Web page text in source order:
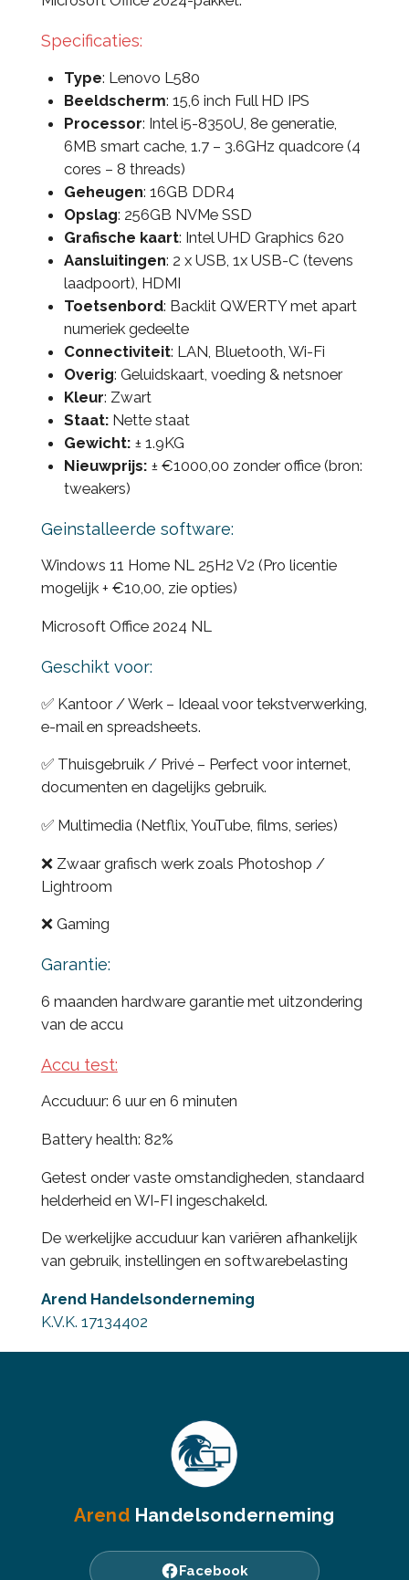
Specificaties:
Type: Lenovo L580
Beeldscherm: 15,6 inch Full HD IPS
Processor: Intel i5-8350U, 8e generatie,
6MB smart cache, 1.7 – 3.6GHz quadcore (4
cores – 8 threads)
Geheugen: 16GB DDR4
Opslag: 256GB NVMe SSD
Grafische kaart: Intel UHD Graphics 620
Aansluitingen: 2 x USB, 1x USB-C (tevens
laadpoort), HDMI
Toetsenbord: Backlit QWERTY met apart
numeriek gedeelte
Connectiviteit: LAN, Bluetooth, Wi-Fi
Overig: Geluidskaart, voeding & netsnoer
Kleur: Zwart
Staat:Nette staat
Gewicht: ± 1.9KG
Nieuwprijs: ± €1000,00 zonder office (bron:
tweakers)
Geinstalleerde software:
Windows 11 Home NL 25H2 V2 (Pro licentie
mogelijk + €10,00, zie opties)
Microsoft Office 2024 NL
Geschikt voor:
✅ Kantoor / Werk – Ideaal voor tekstverwerking,
e-mail en spreadsheets.
✅ Thuisgebruik / Privé – Perfect voor internet,
documenten en dagelijks gebruik.
✅ Multimedia (Netflix, YouTube, films, series)
❌ Zwaar grafisch werk zoals Photoshop /
Lightroom
❌ Gaming
Garantie:
6 maanden hardware garantie met uitzondering
van de accu
Accu test:
Accuduur: 6 uur en 6 minuten
Battery health: 82%
Getest onder vaste omstandigheden, standaard
helderheid en WI-FI ingeschakeld.
De werkelijke accuduur kan variëren afhankelijk
van gebruik, instellingen en softwarebelasting
Arend Handelsonderneming
K.V.K. 17134402
Arend Handelsonderneming
Facebook